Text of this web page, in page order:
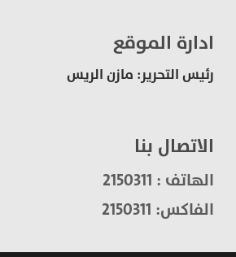
ادارة الموقع
رئيس التحرير: مازن الريس
الاتصال بنا
الهاتف : 2150311
الفاكس: 2150311